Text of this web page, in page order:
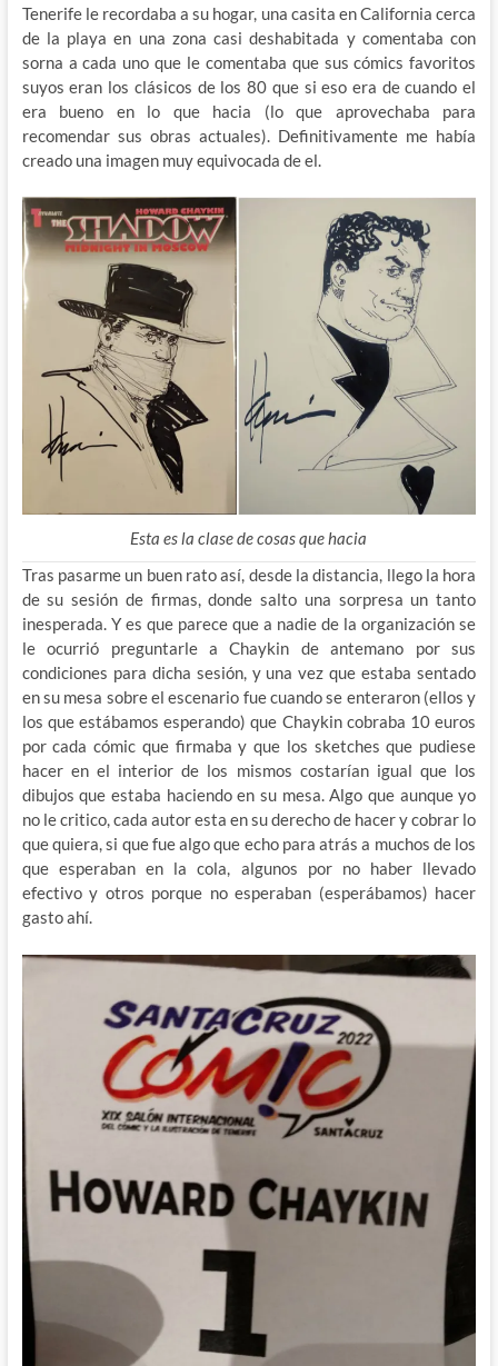
Tenerife le recordaba a su hogar, una casita en California cerca
de la playa en una zona casi deshabitada y comentaba con
sorna a cada uno que le comentaba que sus cómics favoritos
suyos eran los clásicos de los 80 que si eso era de cuando el
era bueno en lo que hacia (lo que aprovechaba para
recomendar sus obras actuales). Definitivamente me había
creado una imagen muy equivocada de el.
Esta es la clase de cosas que hacia
Tras pasarme un buen rato así, desde la distancia, llego la hora
de su sesión de firmas, donde salto una sorpresa un tanto
inesperada. Y es que parece que a nadie de la organización se
le ocurrió preguntarle a Chaykin de antemano por sus
condiciones para dicha sesión, y una vez que estaba sentado
en su mesa sobre el escenario fue cuando se enteraron (ellos y
los que estábamos esperando) que Chaykin cobraba 10 euros
por cada cómic que firmaba y que los sketches que pudiese
hacer en el interior de los mismos costarían igual que los
dibujos que estaba haciendo en su mesa. Algo que aunque yo
no le critico, cada autor esta en su derecho de hacer y cobrar lo
que quiera, si que fue algo que echo para atrás a muchos de los
que esperaban en la cola, algunos por no haber llevado
efectivo y otros porque no esperaban (esperábamos) hacer
gasto ahí.